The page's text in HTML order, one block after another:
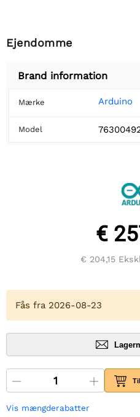
Ejendomme
Brand information
Mærke Arduino
Model
€
€ 204,15
Fås fra 2026-08-23
Vis mængderabatter